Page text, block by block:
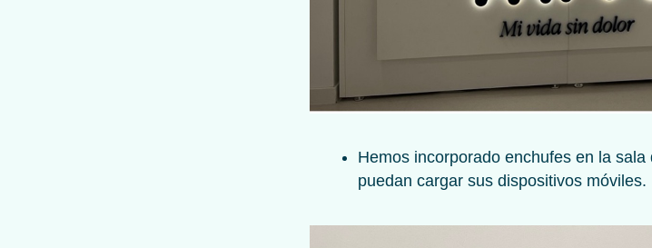
Hemos incorporado enchufes en la
puedan cargar sus dispositivos móviles.